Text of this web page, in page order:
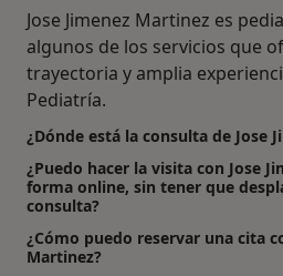
Jose Jimenez Martinez es
algunos de los servicios que
trayectoria y amplia
Pediatría.
¿Dónde está la consulta de Jose
¿Puedo hacer la visita con Jose
forma online, sin tener que
consulta?
¿Cómo puedo reservar una cita
Martinez?